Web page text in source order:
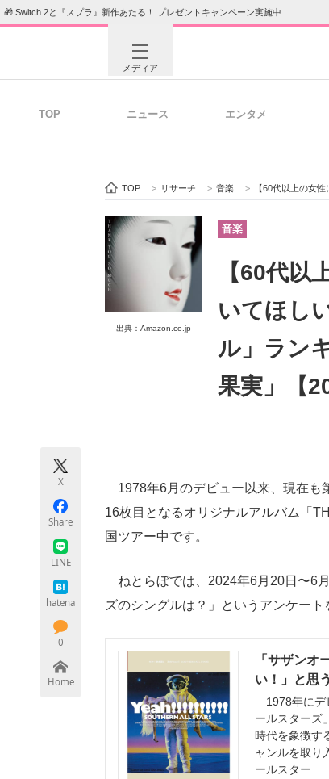
🎁 Switch 2と『スプラ』新作あたる！ プレゼントキャンペーン実施中
メディア
ビジネスと働き方のヒント
ITエンジニア向け専門サイト
モノづくり技術者専門サイト エ
TOP ニュース エンタメ
TOP > リサーチ > 音楽 > 【60代以上の女性に聞い
出典：Amazon.co.jp
音楽
【60代以
いてほし
ル」ラン
果実」【
X
Share
LINE
hatena
0
Home
1978年6月のデビュー以来、現在も
16枚目となるオリジナルアルバム「
国ツアー中です。
ねとらぼでは、2024年6月20日〜6
ズのシングルは？」というアンケート
「サザンオ
い！」と思
1978年にデ
ールスターズ
時代を象徴す
ャンルを取り
ールスター…